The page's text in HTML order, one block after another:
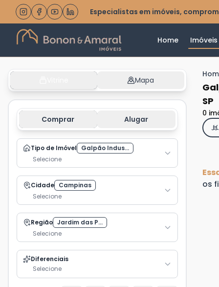
Especialistas em imóveis,
Home Imóveis
Mapa
Comprar Alugar
Tipo de Imóvel
Galpão Indus...
Selecione
Cidade Campinas
Selecione
Região Jardim das P...
Selecione
Diferenciais
Selecione
SP
0
os